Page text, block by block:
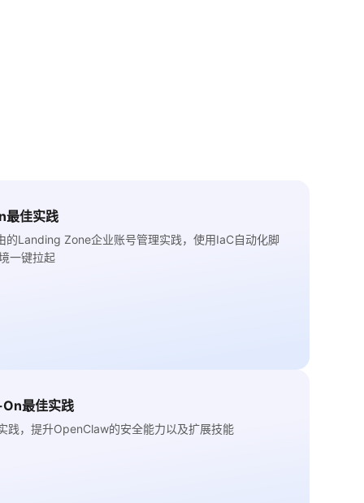
佳实践
的Landing Zone企业账号管理实践，使用IaC自动化脚
一键拉起
最佳实践
践，提升OpenClaw的安全能力以及扩展技能